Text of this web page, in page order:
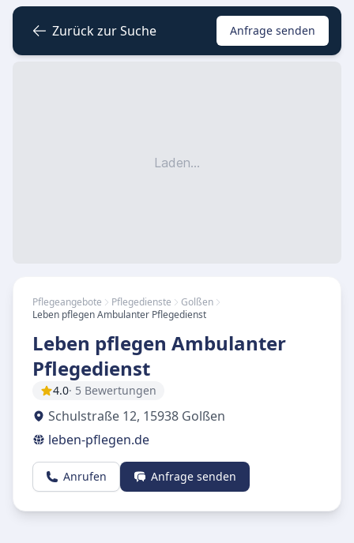
Zurück zur Suche Anfrage senden
Laden...
Pflegeangebote Pflegedienste
Golßen
Leben pflegen Ambulanter Pflegedienst
Leben pflegen Ambulanter
Pflegedienst
4.0· 5 Bewertungen
Schulstraße 12, 15938 Golßen
leben-pflegen.de
Anrufen Anfrage senden